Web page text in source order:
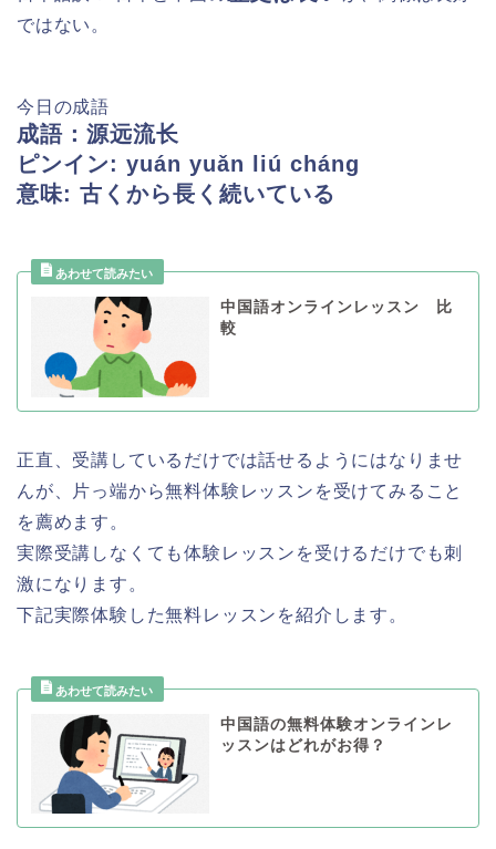
ではない。
今日の成語
成語：源远流长
ピンイン: yuán yuǎn liú cháng
意味: 古くから長く続いている
中国語オンラインレッスン 比
較
正直、受講しているだけでは話せるようにはなりませ
んが、片っ端から無料体験レッスンを受けてみること
を薦めます。
実際受講しなくても体験レッスンを受けるだけでも刺
激になります。
下記実際体験した無料レッスンを紹介します。
中国語の無料体験オンラインレ
ッスンはどれがお得？